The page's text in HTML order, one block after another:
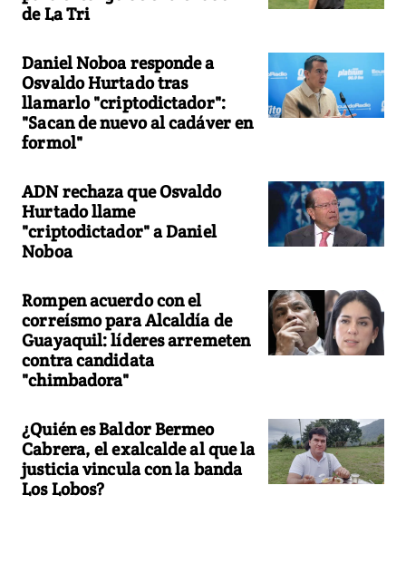
de La Tri
Daniel Noboa responde a
Osvaldo Hurtado tras
llamarlo "criptodictador":
"Sacan de nuevo al cadáver en
formol"
ADN rechaza que Osvaldo
Hurtado llame
"criptodictador" a Daniel
Noboa
Rompen acuerdo con el
correísmo para Alcaldía de
Guayaquil: líderes arremeten
contra candidata
"chimbadora"
¿Quién es Baldor Bermeo
Cabrera, el exalcalde al que la
justicia vincula con la banda
Los Lobos?